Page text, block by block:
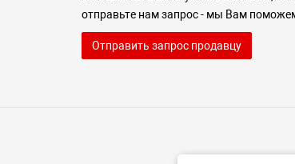
отправьте нам запрос - мы Вам
Отправить запрос продавцу